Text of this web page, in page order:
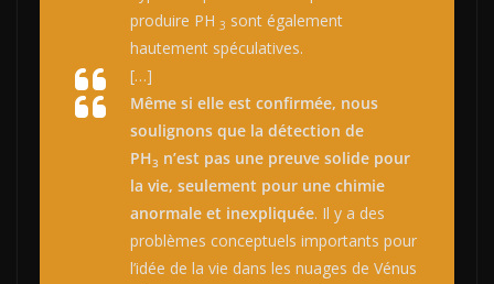
produire PH 3 sont également
hautement spéculatives.
[…]
Même si elle est confirmée, nous
soulignons que la détection de
PH3 n’est pas une preuve solide pour
la vie, seulement pour une chimie
anormale et inexpliquée. Il y a des
problèmes conceptuels importants pour
l’idée de la vie dans les nuages ​​de Vénus